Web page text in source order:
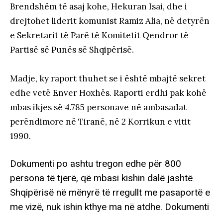
Brendshëm të asaj kohe, Hekuran Isai, dhe i
drejtohet liderit komunist Ramiz Alia, në detyrën
e Sekretarit të Parë të Komitetit Qendror të
Partisë së Punës së Shqipërisë.
Madje, ky raport thuhet se i është mbajtë sekret
edhe vetë Enver Hoxhës. Raporti erdhi pak kohë
mbas ikjes së 4.785 personave në ambasadat
perëndimore në Tiranë, në 2 Korrikun e vitit
1990.
Dokumenti po ashtu tregon edhe për 800
persona të tjerë, që mbasi kishin dalë jashtë
Shqipërisë në mënyrë të rregullt me pasaportë e
me vizë, nuk ishin kthye ma në atdhe. Dokumenti